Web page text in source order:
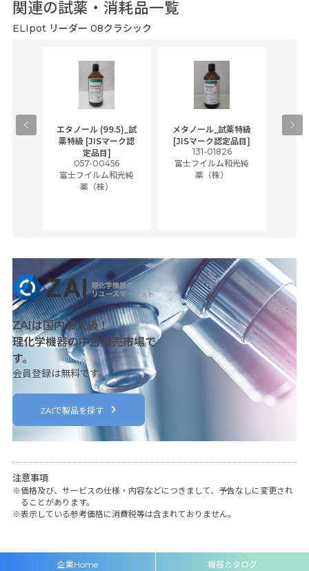
関連の試薬・消耗品一覧
ELIpot リーダー 08クラシック
エタノール (99.5)_試
薬特級 [JISマーク認
定品目]
057-00456
富士フイルム和光純
薬（株）
メタノール_試薬特級
[JISマーク認定品目]
131-01826
富士フイルム和光純
薬（株）
ア
ZAIは国内最大級！
理化学機器の中古販売市場で
す。
会員登録は無料です。
ZAIで製品を探す
注意事項
価格及び、サービスの仕様・内容などにつきまして、予告なしに変更され
ることがあります。
表示している参考価格に消費税等は含まれておりません。
企業Home 機器カタログ